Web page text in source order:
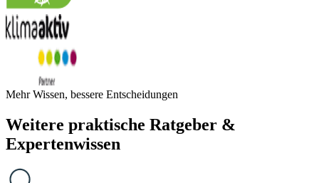
Mehr Wissen, bessere Entscheidungen
Weitere praktische Ratgeber &
Expertenwissen